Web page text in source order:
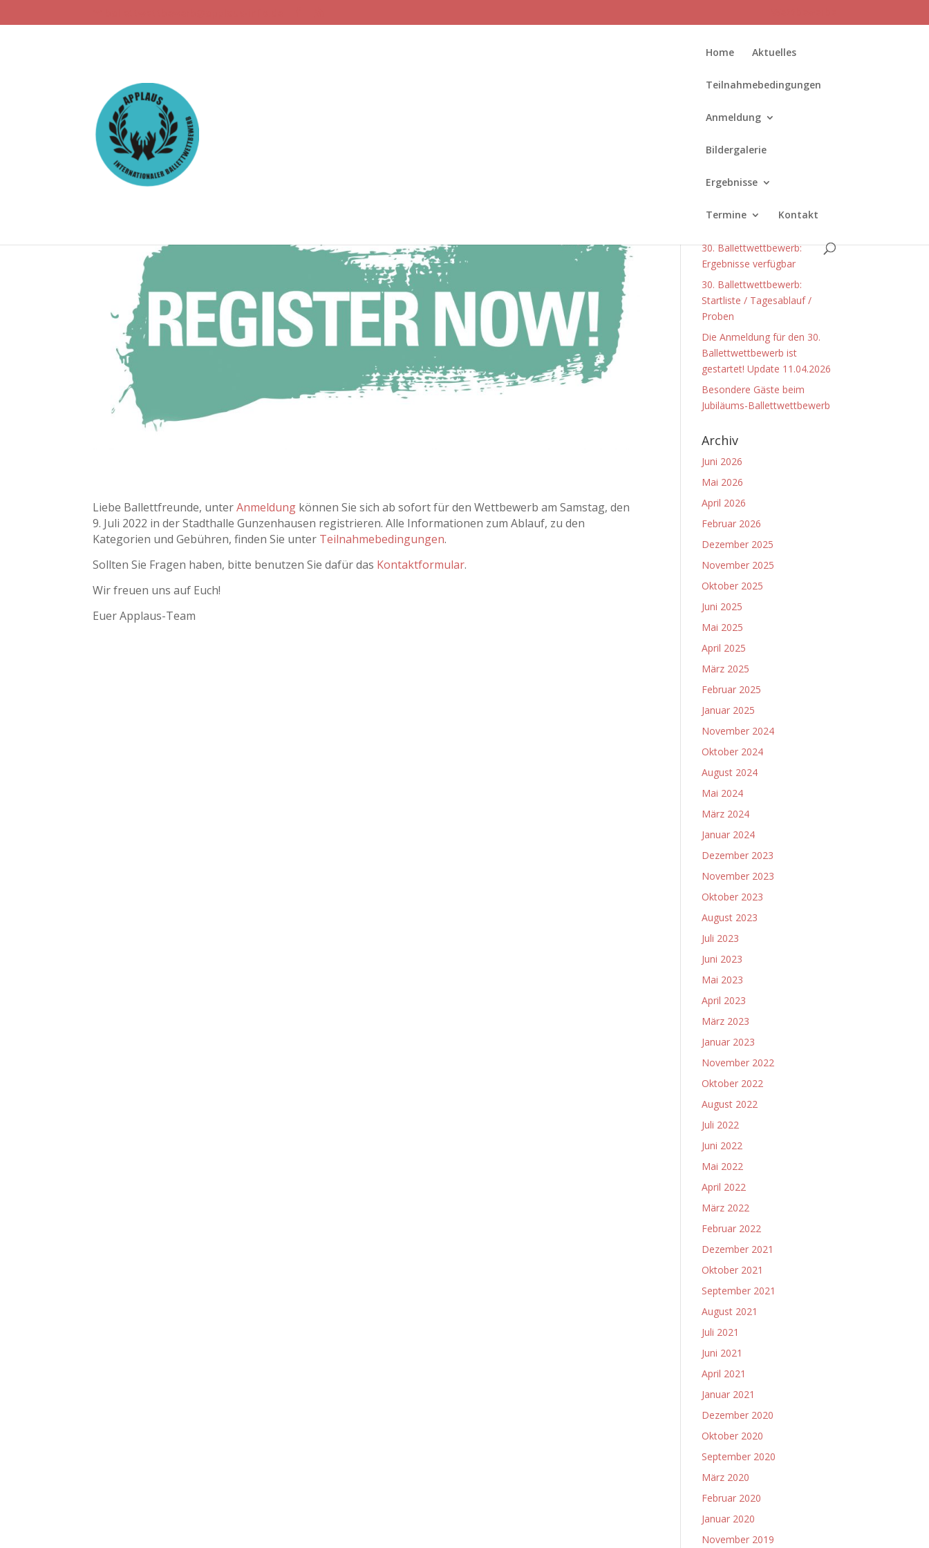
Home Aktuelles
Teilnahmebedingungen
Anmeldung
Bildergalerie
Ergebnisse
Termine Kontakt
Die Anmeldung für den 18. Ballettwettbewerb ist
gestartet!
24.04.2022|About us
Liebe Ballettfreunde, unterAnmeldung können Sie sich ab sofort für den Wettbewerb am Samstag, den
9. Juli 2022 in der Stadthalle Gunzenhausen registrieren. Alle Informationen zum Ablauf, zu den
Kategorien und Gebühren, finden Sie unter Teilnahmebedingungen.
Sollten Sie Fragen haben, bitte benutzen Sie dafür das Kontaktformular.
Wir freuen uns auf Euch!
Euer Applaus-Team
Neueste Beiträge
Ballettwettbewerb ist
30. Ballettwettbewerb:
Ergebnisse verfügbar
30. Ballettwettbewerb:
Startliste / Tagesablauf /
Proben
Die Anmeldung für den 30.
Ballettwettbewerb ist
gestartet! Update 11.04.2026
Besondere Gäste beim
Jubiläums-Ballettwettbewerb
Archiv
Juni 2026
Mai 2026
April 2026
Februar 2026
Dezember 2025
November 2025
Oktober 2025
Juni 2025
Mai 2025
April 2025
März 2025
Februar 2025
Januar 2025
November 2024
Oktober 2024
August 2024
Mai 2024
März 2024
Januar 2024
Dezember 2023
November 2023
Oktober 2023
August 2023
Juli 2023
Juni 2023
Mai 2023
April 2023
März 2023
Januar 2023
November 2022
Oktober 2022
August 2022
Juli 2022
Juni 2022
Mai 2022
April 2022
März 2022
Februar 2022
Dezember 2021
Oktober 2021
September 2021
August 2021
Juli 2021
Juni 2021
April 2021
Januar 2021
Dezember 2020
Oktober 2020
September 2020
März 2020
Februar 2020
Januar 2020
November 2019